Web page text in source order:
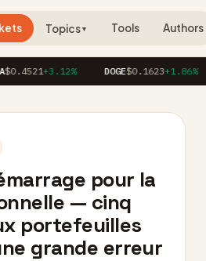
Topics▼ Tools Authors
+3.12% DOGE $0.1623+1.86%
pour la
— cinq
portefeuilles
grande erreur